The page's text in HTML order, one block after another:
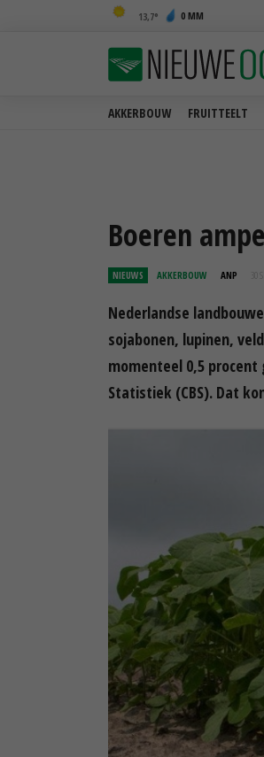
13,7 0 MM
AKKERBOUW FRUITTEELT
Boeren
NIEUWS AKKERBOUW ANP 30
Nederlandse
sojabonen, lupinen,
momenteel 0,5
Statistiek (CBS). Dat